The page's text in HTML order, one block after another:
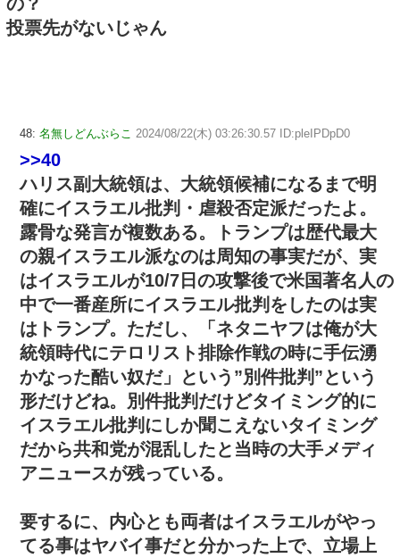
投票先がないじゃん
48: 名無しどんぶらこ 2024/08/22(木) 03:26:30.57 ID:pleIPDpD0
>>40
ハリス副大統領は、大統領候補になるまで明
確にイスラエル批判・虐殺否定派だったよ。
露骨な発言が複数ある。トランプは歴代最大
の親イスラエル派なのは周知の事実だが、実
はイスラエルが10/7日の攻撃後で米国著名人の
中で一番産所にイスラエル批判をしたのは実
はトランプ。ただし、「ネタニヤフは俺が大
統領時代にテロリスト排除作戦の時に手伝湧
かなった酷い奴だ」という”別件批判”という
形だけどね。別件批判だけどタイミング的に
イスラエル批判にしか聞こえないタイミング
だから共和党が混乱したと当時の大手メディ
アニュースが残っている。
要するに、内心とも両者はイスラエルがやっ
てる事はヤバイ事だと分かった上で、立場上